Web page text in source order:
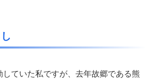
していた私ですが、去年故郷である熊